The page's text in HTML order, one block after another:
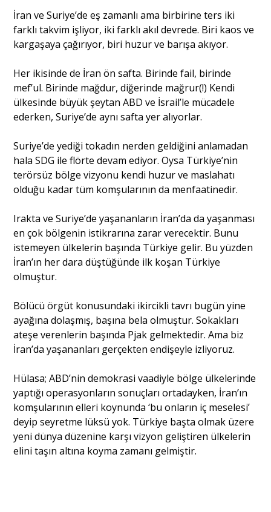
İran ve Suriye’de eş zamanlı ama birbirine ters iki
farklı takvim işliyor, iki farklı akıl devrede. Biri kaos ve
kargaşaya çağırıyor, biri huzur ve barışa akıyor.
Her ikisinde de İran ön safta. Birinde fail, birinde
mef’ul. Birinde mağdur, diğerinde mağrur(!) Kendi
ülkesinde büyük şeytan ABD ve İsrail’le mücadele
ederken, Suriye’de aynı safta yer alıyorlar.
Suriye’de yediği tokadın nerden geldiğini anlamadan
hala SDG ile flörte devam ediyor. Oysa Türkiye’nin
terörsüz bölge vizyonu kendi huzur ve maslahatı
olduğu kadar tüm komşularının da menfaatinedir.
Irakta ve Suriye’de yaşananların İran’da da yaşanması
en çok bölgenin istikrarına zarar verecektir. Bunu
istemeyen ülkelerin başında Türkiye gelir. Bu yüzden
İran’ın her dara düştüğünde ilk koşan Türkiye
olmuştur.
Bölücü örgüt konusundaki ikircikli tavrı bugün yine
ayağına dolaşmış, başına bela olmuştur. Sokakları
ateşe verenlerin başında Pjak gelmektedir. Ama biz
İran’da yaşananları gerçekten endişeyle izliyoruz.
Hülasa; ABD’nin demokrasi vaadiyle bölge ülkelerinde
yaptığı operasyonların sonuçları ortadayken, İran’ın
komşularının elleri koynunda ‘bu onların iç meselesi’
deyip seyretme lüksü yok. Türkiye başta olmak üzere
yeni dünya düzenine karşı vizyon geliştiren ülkelerin
elini taşın altına koyma zamanı gelmiştir.